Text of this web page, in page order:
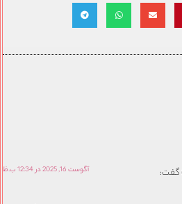
گفت: آگوست 16, 2025 در 12:34 ب.ظ